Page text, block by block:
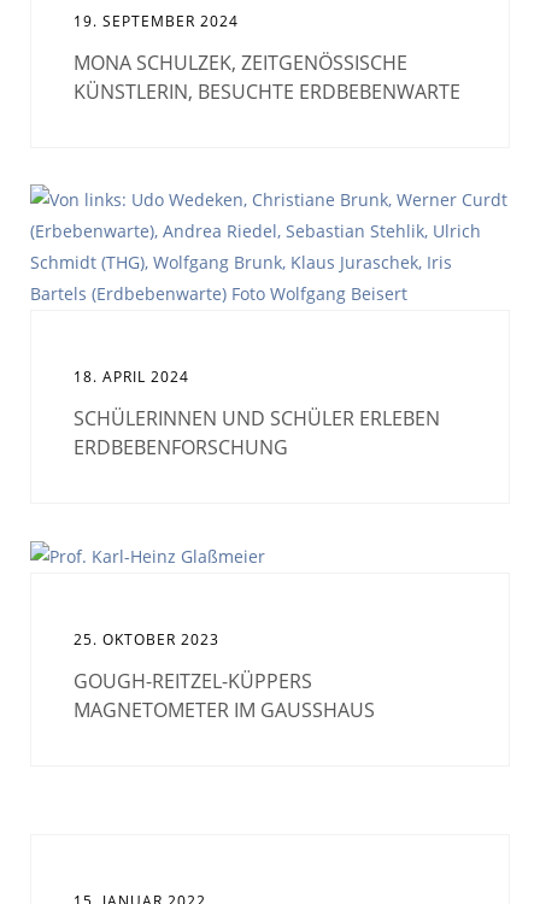
19. SEPTEMBER 2024
MONA SCHULZEK, ZEITGENÖSSISCHE
KÜNSTLERIN, BESUCHTE ERDBEBENWARTE
18. APRIL 2024
SCHÜLERINNEN UND SCHÜLER ERLEBEN
ERDBEBENFORSCHUNG
25. OKTOBER 2023
GOUGH-REITZEL-KÜPPERS
MAGNETOMETER IM GAUSSHAUS